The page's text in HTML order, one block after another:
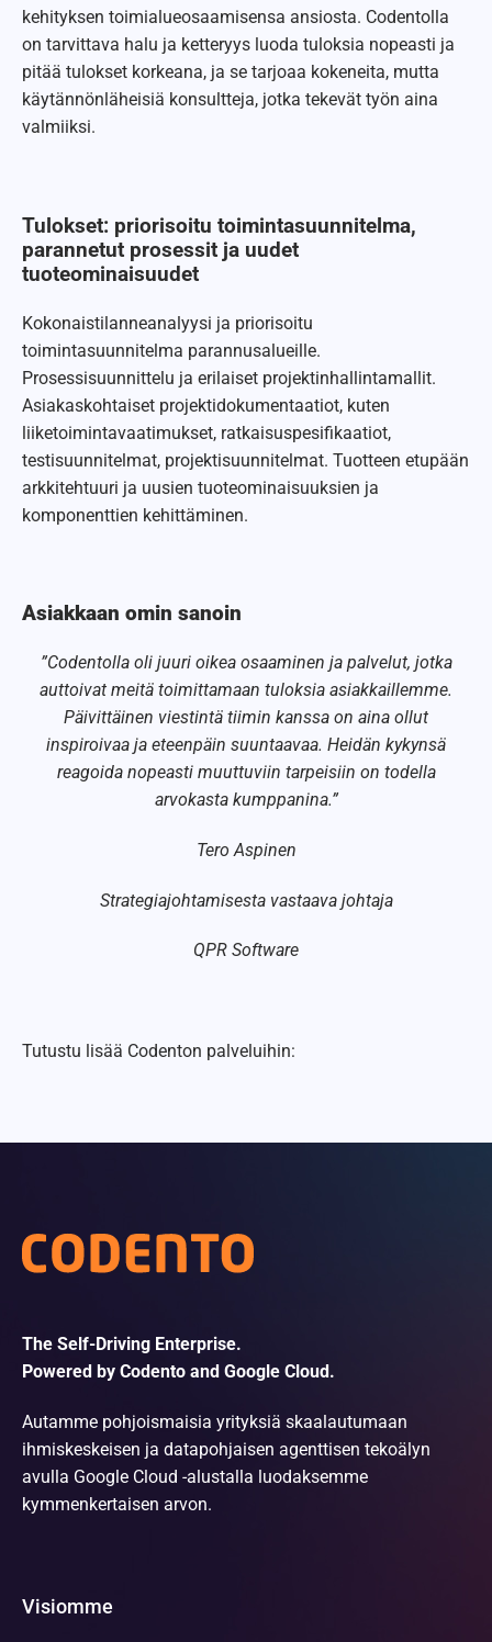
kehityksen toimialueosaamisensa ansiosta. Codentolla
on tarvittava halu ja ketteryys luoda tuloksia nopeasti ja
pitää tulokset korkeana, ja se tarjoaa kokeneita, mutta
käytännönläheisiä konsultteja, jotka tekevät työn aina
valmiiksi.
Tulokset: priorisoitu toimintasuunnitelma,
parannetut prosessit ja uudet
tuoteominaisuudet
Kokonaistilanneanalyysi ja priorisoitu
toimintasuunnitelma parannusalueille.
Prosessisuunnittelu ja erilaiset projektinhallintamallit.
Asiakaskohtaiset projektidokumentaatiot, kuten
liiketoimintavaatimukset, ratkaisuspesifikaatiot,
testisuunnitelmat, projektisuunnitelmat. Tuotteen etupään
arkkitehtuuri ja uusien tuoteominaisuuksien ja
komponenttien kehittäminen.
Asiakkaan omin sanoin
”Codentolla oli juuri oikea osaaminen ja palvelut, jotka
auttoivat meitä toimittamaan tuloksia asiakkaillemme.
Päivittäinen viestintä tiimin kanssa on aina ollut
inspiroivaa ja eteenpäin suuntaavaa. Heidän kykynsä
reagoida nopeasti muuttuviin tarpeisiin on todella
arvokasta kumppanina.”
Tero Aspinen
Strategiajohtamisesta vastaava johtaja
QPR Software
Tutustu lisää Codenton palveluihin:
The Self-Driving Enterprise.
Powered by Codento and Google Cloud.
Autamme pohjoismaisia yrityksiä skaalautumaan
ihmiskeskeisen ja datapohjaisen agenttisen tekoälyn
avulla Google Cloud -alustalla luodaksemme
kymmenkertaisen arvon.
Visiomme